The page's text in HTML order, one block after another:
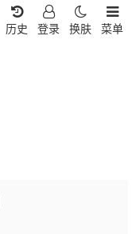
菜单
换肤
登录
历史